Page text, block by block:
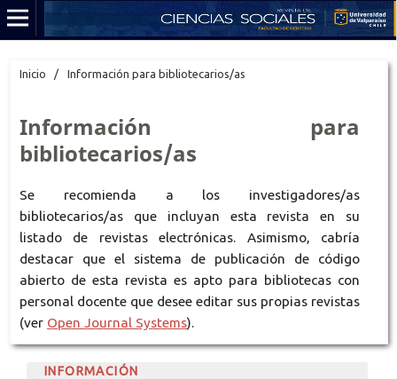
Inicio / Información para bibliotecarios/as
Información para
bibliotecarios/as
Se recomienda a los investigadores/as
bibliotecarios/as que incluyan esta revista en su
listado de revistas electrónicas. Asimismo, cabría
destacar que el sistema de publicación de código
abierto de esta revista es apto para bibliotecas con
personal docente que desee editar sus propias revistas
(ver Open Journal Systems).
INFORMACIÓN